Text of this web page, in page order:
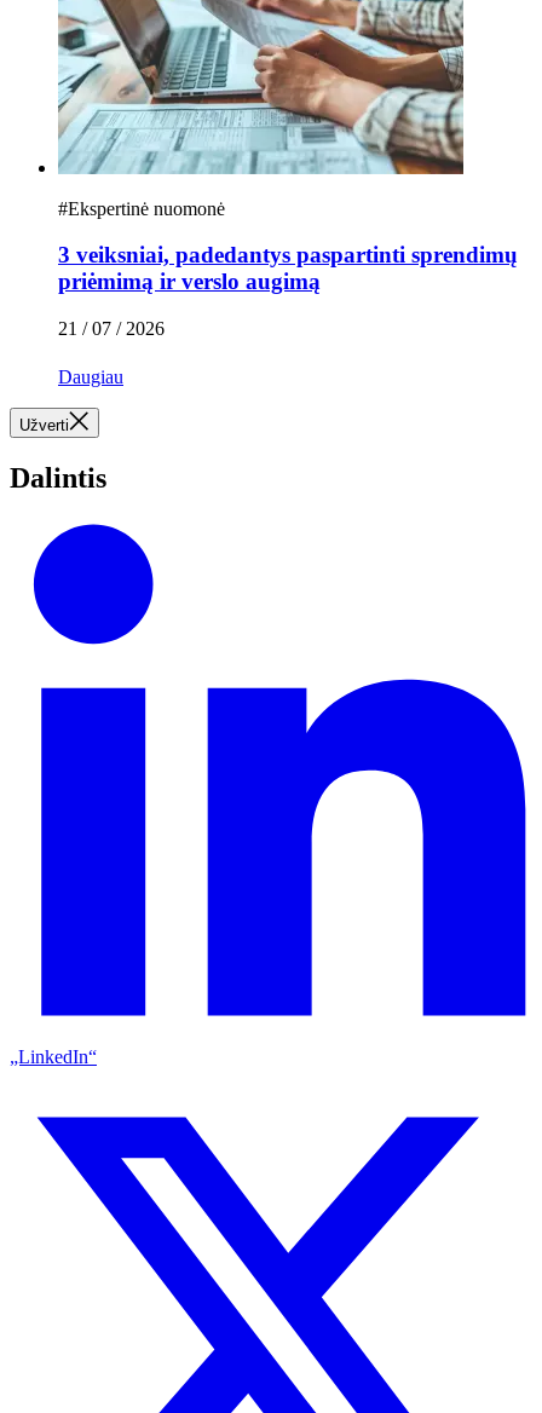
#Ekspertinė nuomonė
3 veiksniai, padedantys paspartinti sprendimų
priėmimą ir verslo augimą
21 / 07 / 2026
Daugiau
Užverti
Dalintis
„LinkedIn“